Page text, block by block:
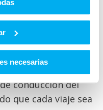
necesarias
que
Desde motores
híbridas, el
un rendimiento
la eficiencia de
conducción del
que cada viaje sea